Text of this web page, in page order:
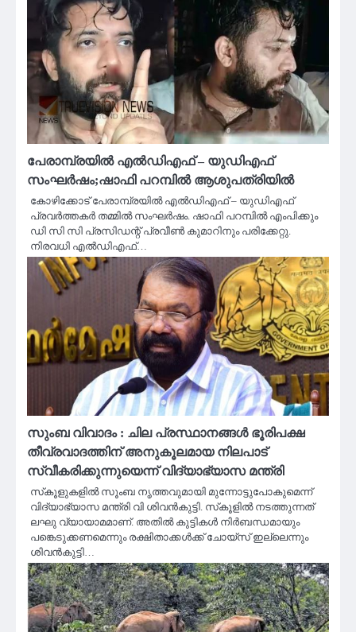
പേരാമ്പ്രയില്‍ എല്‍ഡിഎഫ് – യുഡിഎഫ്
സംഘര്‍ഷം;ഷാഫി പറമ്പിൽ ആശുപത്രിയിൽ
കോഴിക്കോട് പേരാമ്പ്രയില്‍ എല്‍ഡിഎഫ് – യുഡിഎഫ്
പ്രവര്‍ത്തകര്‍ തമ്മില്‍ സംഘര്‍ഷം. ഷാഫി പറമ്പില്‍ എംപിക്കും
ഡി സി സി പ്രസിഡന്റ് പ്രവീണ്‍ കുമാറിനും പരിക്കേറ്റു.
നിരവധി എല്‍ഡിഎഫ്…
സുംബ വിവാദം : ചില പ്രസ്ഥാനങ്ങള്‍ ഭൂരിപക്ഷ
തീവ്രവാദത്തിന് അനുകൂലമായ നിലപാട്
സ്വീകരിക്കുന്നുയെന്ന് വിദ്യാഭ്യാസ മന്ത്രി
സ്‌കൂളുകളില്‍ സൂംബ നൃത്തവുമായി മുന്നോട്ടുപോകുമെന്ന്
വിദ്യാഭ്യാസ മന്ത്രി വി ശിവന്‍കുട്ടി. സ്‌കൂളില്‍ നടത്തുന്നത്
ലഘു വ്യായാമമാണ്. അതില്‍ കുട്ടികള്‍ നിര്‍ബന്ധമായും
പങ്കെടുക്കണമെന്നും രക്ഷിതാക്കള്‍ക്ക് ചോയ്‌സ് ഇല്ലെന്നും
ശിവന്‍കുട്ടി…